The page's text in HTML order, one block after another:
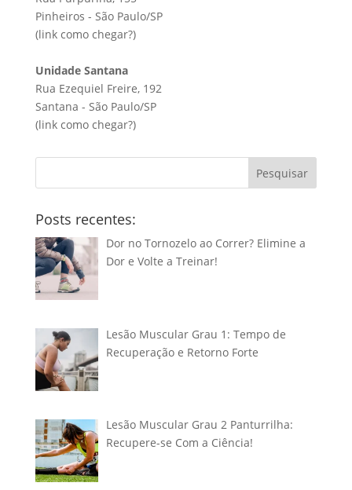
Pinheiros - São Paulo/SP
(link como chegar?)
Unidade Santana
Rua Ezequiel Freire, 192
Santana - São Paulo/SP
(link como chegar?)
Pesquisar
Posts recentes:
Dor no Tornozelo ao Correr? Elimine a
Dor e Volte a Treinar!
Lesão Muscular Grau 1: Tempo de
Recuperação e Retorno Forte
Lesão Muscular Grau 2 Panturrilha:
Recupere-se Com a Ciência!